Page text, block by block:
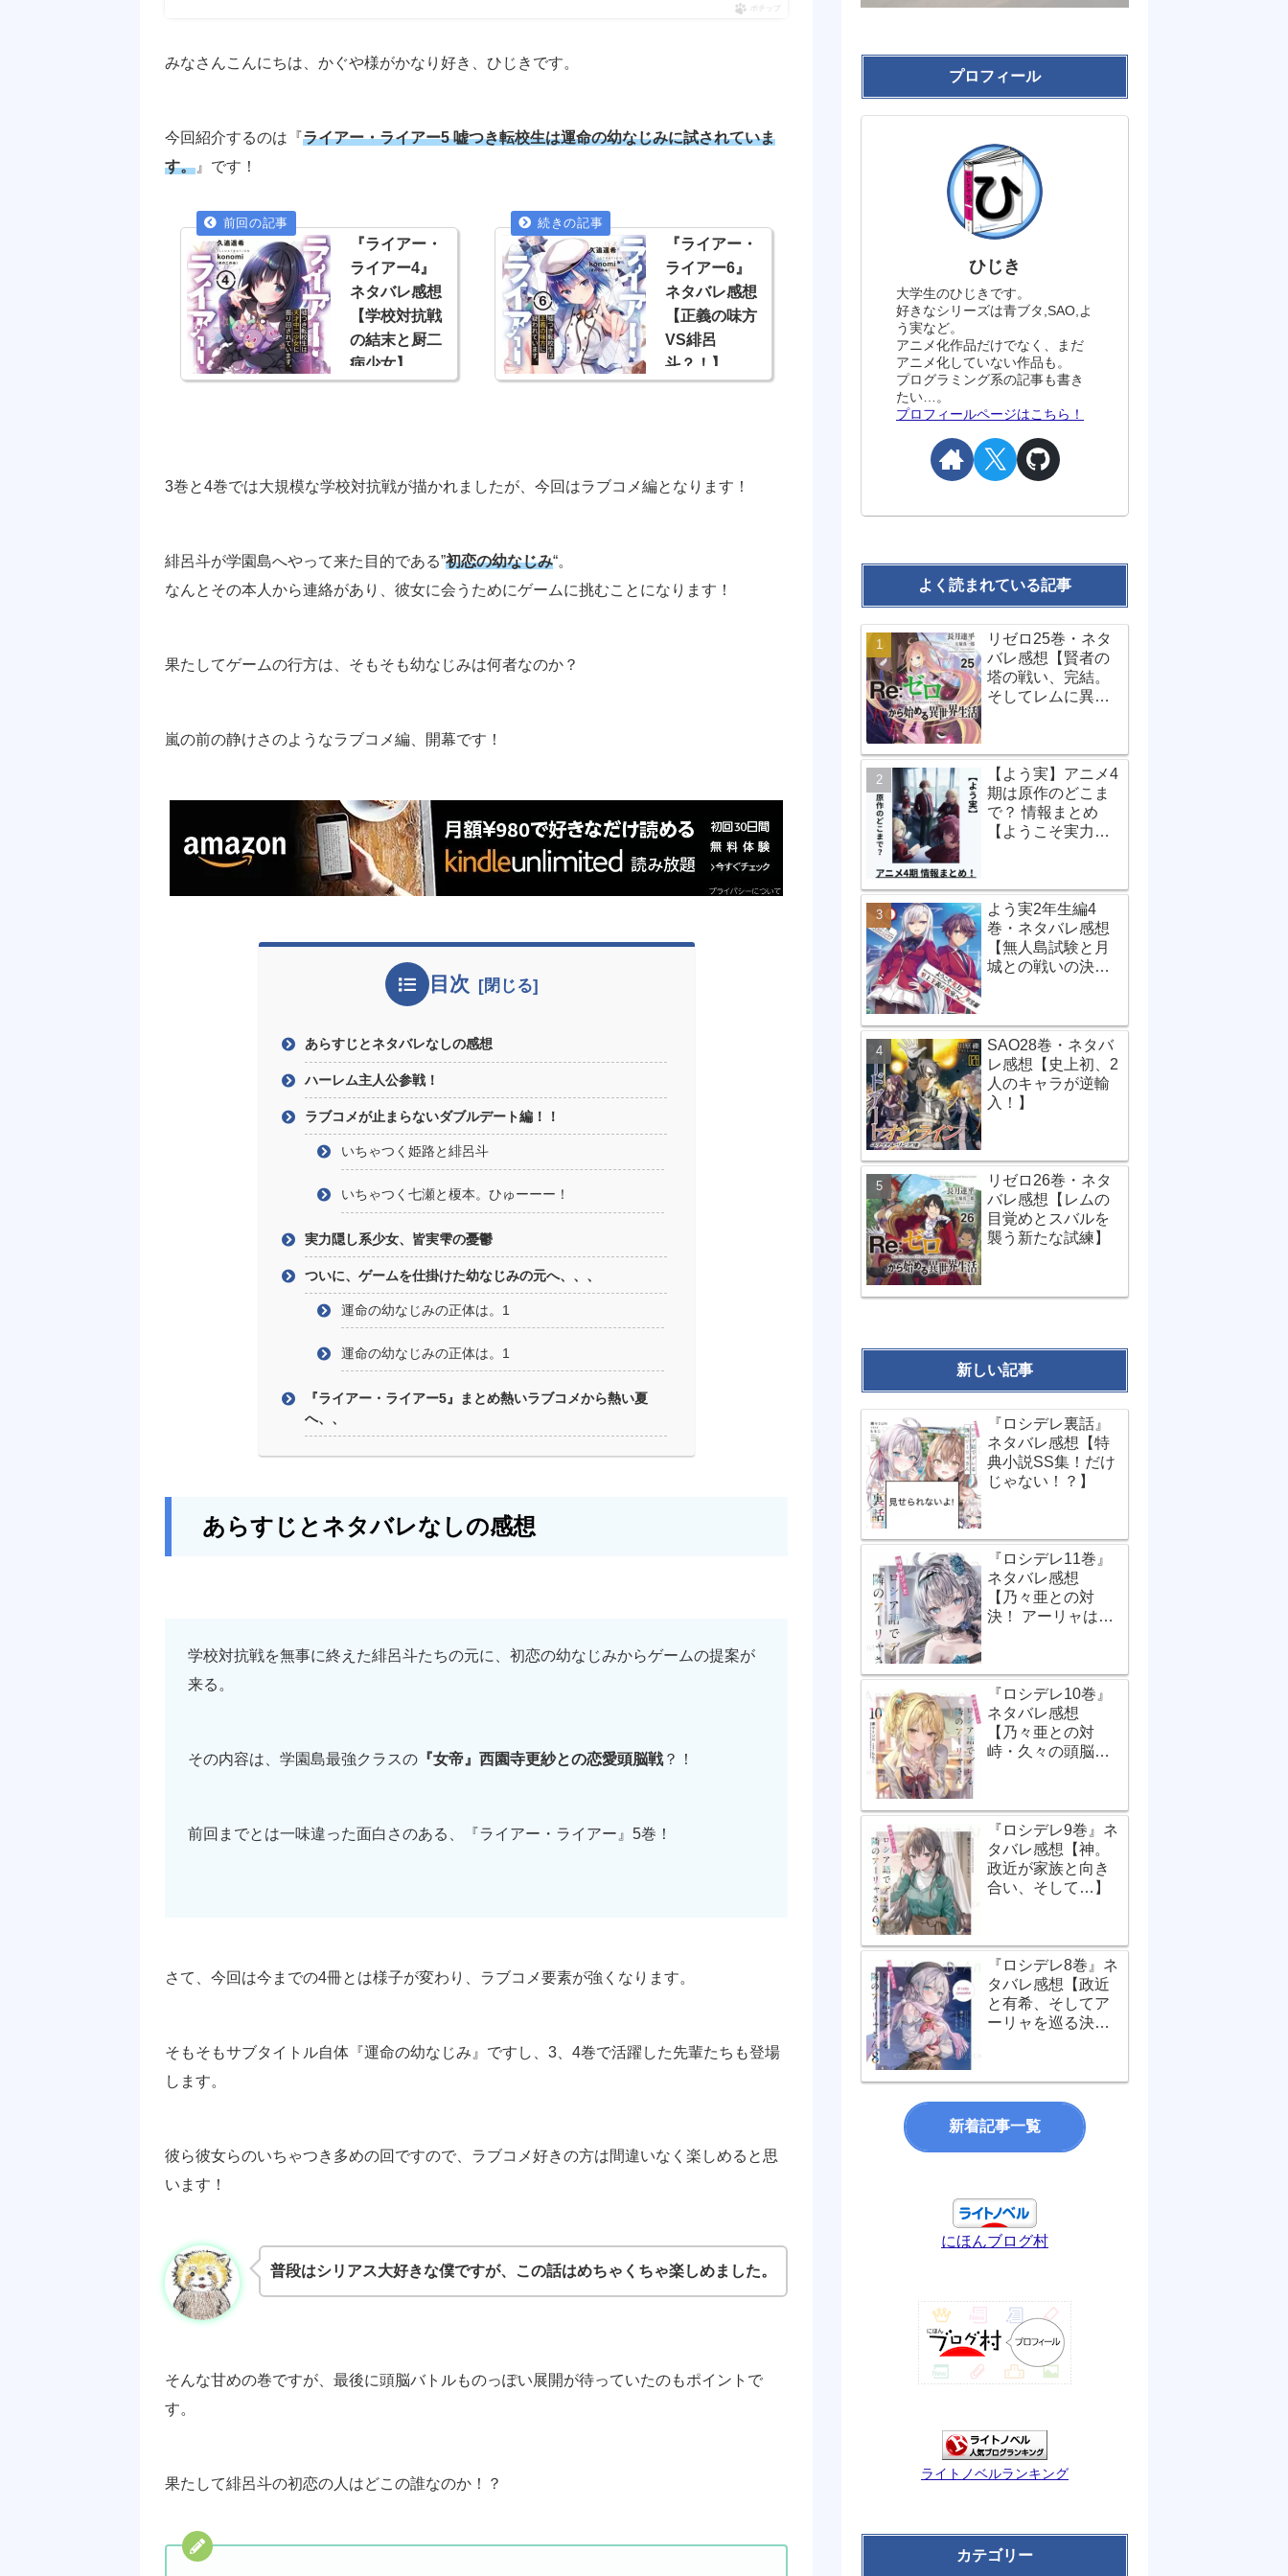
ポチップ
みなさんこんにちは、かぐや様がかなり好き、ひじきです。
今回紹介するのは『ライアー・ライアー5 嘘つき転校生は運命の幼なじみに試されていま
す。 』です！
『ライアー・
ライアー4』
ネタバレ感想
【学校対抗戦
の結末と厨二
病少女】
『ライアー・
ライアー6』
ネタバレ感想
【正義の味方
VS緋呂
斗？！】
3巻と4巻では大規模な学校対抗戦が描かれましたが、今回はラブコメ編となります！
緋呂斗が学園島へやって来た目的である”初恋の幼なじみ“。
なんとその本人から連絡があり、彼女に会うためにゲームに挑むことになります！
果たしてゲームの行方は、そもそも幼なじみは何者なのか？
嵐の前の静けさのようなラブコメ編、開幕です！
目次
あらすじとネタバレなしの感想
ハーレム主人公参戦！
ラブコメが止まらないダブルデート編！！
いちゃつく姫路と緋呂斗
いちゃつく七瀬と榎本。ひゅーーー！
実力隠し系少女、皆実雫の憂鬱
ついに、ゲームを仕掛けた幼なじみの元へ、、、
運命の幼なじみの正体は。1
運命の幼なじみの正体は。1
『ライアー・ライアー5』まとめ熱いラブコメから熱い夏
へ、、
あらすじとネタバレなしの感想
学校対抗戦を無事に終えた緋呂斗たちの元に、初恋の幼なじみからゲームの提案が
来る。
その内容は、学園島最強クラスの 『女帝』西園寺更紗との恋愛頭脳戦？！
前回までとは一味違った面白さのある、『ライアー・ライアー』5巻！
さて、今回は今までの4冊とは様子が変わり、ラブコメ要素が強くなります。
そもそもサブタイトル自体『運命の幼なじみ』ですし、3、4巻で活躍した先輩たちも登場
します。
彼ら彼女らのいちゃつき多めの回ですので、ラブコメ好きの方は間違いなく楽しめると思
います！
普段はシリアス大好きな僕ですが、この話はめちゃくちゃ楽しめました。
そんな甘めの巻ですが、最後に頭脳バトルものっぽい展開が待っていたのもポイントで
す。
果たして緋呂斗の初恋の人はどこの誰なのか！？
プロフィール
ひじき
大学生のひじきです。
好きなシリーズは青ブタ,SAO,よ
う実など。
アニメ化作品だけでなく、まだ
アニメ化していない作品も。
プログラミング系の記事も書き
たい…。
プロフィールページはこちら！
よく読まれている記事
リゼロ25巻・ネタ
バレ感想【賢者の
塔の戦い、完結。
そしてレムに異変
【よう実】アニメ4
期は原作のどこま
で？ 情報まとめ
【ようこそ実力至
よう実2年生編4
巻・ネタバレ感想
【無人島試験と月
城との戦いの決
SAO28巻・ネタバ
レ感想【史上初、2
人のキャラが逆輸
入！】
リゼロ26巻・ネタ
バレ感想【レムの
目覚めとスバルを
襲う新たな試練】
新しい記事
『ロシデレ裏話』
ネタバレ感想【特
典小説SS集！だけ
じゃない！？】
『ロシデレ11巻』
ネタバレ感想
【乃々亜との対
決！ アーリャは世
『ロシデレ10巻』
ネタバレ感想
【乃々亜との対
峙・久々の頭脳バ
『ロシデレ9巻』ネ
タバレ感想【神。
政近が家族と向き
合い、そして…】
『ロシデレ8巻』ネ
タバレ感想【政近
と有希、そしてア
ーリャを巡る決定
新着記事一覧
にほんブログ村
ライトノベルランキング
カテゴリー